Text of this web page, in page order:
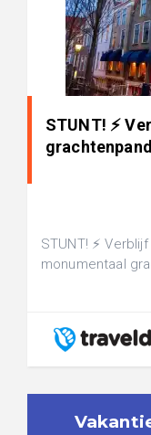
STUNT! ⚡
STUNT! ⚡
monumentaal